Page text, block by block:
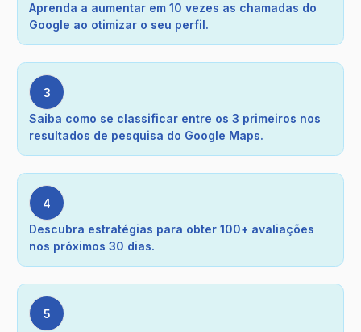
Aprenda a aumentar em 10 vezes as chamadas do
Google ao otimizar o seu perfil.
3
Saiba como se classificar entre os 3 primeiros nos
resultados de pesquisa do Google Maps.
4
Descubra estratégias para obter 100+ avaliações
nos próximos 30 dias.
5